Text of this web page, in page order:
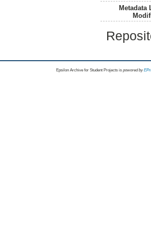
Metadata
Epsilon Archive for Student Projects is powored by